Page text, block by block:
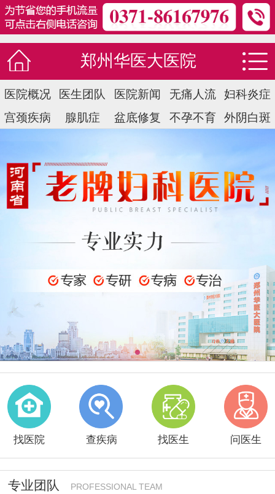
郑州华医大医院
医院概况 医生团队 医院新闻 无痛人流
妇科炎症
宫颈疾病
腺肌症 盆底修复 不孕不育 外阴白斑
找医院 查疾病 找医生 问医生
专业团队 PROFESSIONAL TEAM